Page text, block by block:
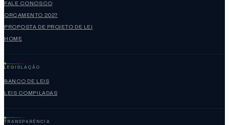
FALE CONOSCO
ORÇAMENTO 2027
PROPOSTA DE PROJETO DE LEI
HOME
LEGISLAÇÃO
BANCO DE LEIS
LEIS COMPILADAS
TRANSPARÊNCIA